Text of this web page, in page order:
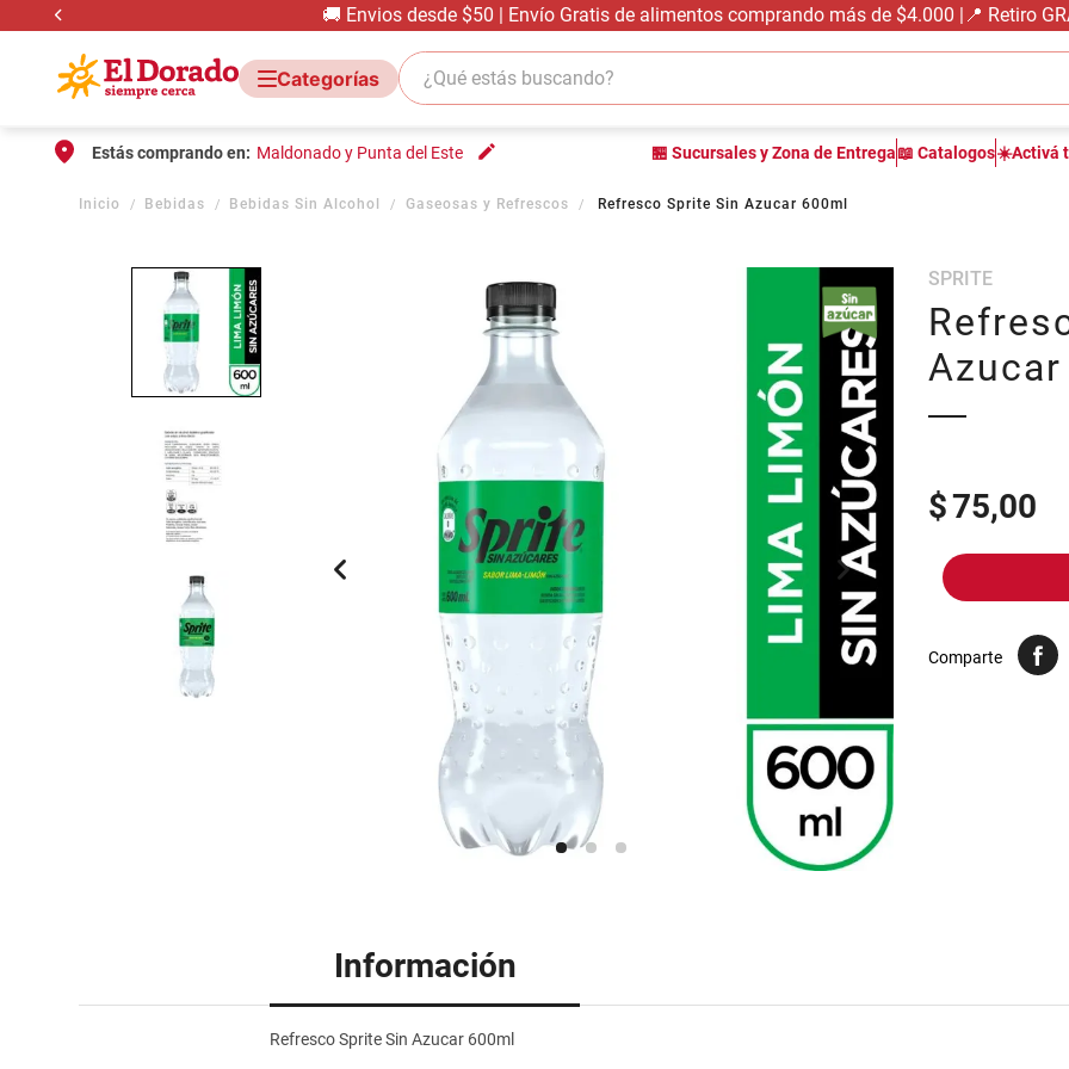
🚚 Envios desde $50 | Envío Gratis de alimentos comprando más de $4.000 |📍 Retiro
¿Qué estás buscando?
Estás comprando en: Maldonado y Punta del Este 🏪 Sucursales y Zona de Entrega📖 Catalogos☀️Activá
Bebidas Bebidas Sin Alcohol Gaseosas y Refrescos Refresco Sprite Sin Azucar 600ml
SPRITE
$75,00
Comparte
Información
Refresco Sprite Sin Azucar 600ml
1. carne carnicería
4. queso
5.
6 . bondiola
7.
8
9. harina
10.